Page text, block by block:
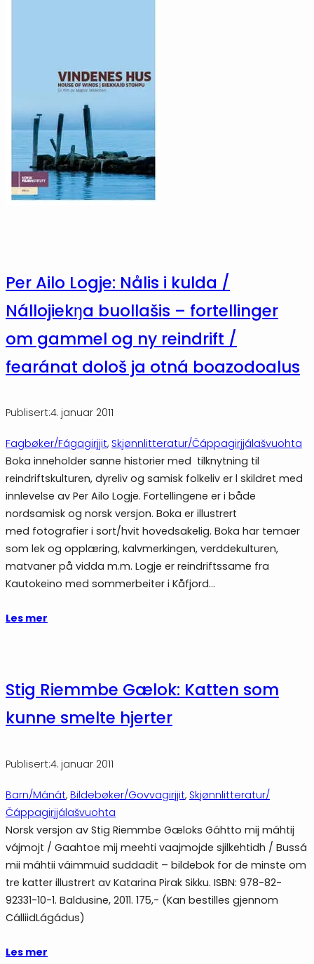
Per Ailo Logje: Nålis i kulda /
Nállojiekŋa buollašis – fortellinger
om gammel og ny reindrift /
fearánat dološ ja otná boazodoalus
Publisert:4. januar 2011
Fagbøker/Fágagirjjit, Skjønnlitteratur/Čáppagirjjálašvuohta
Boka inneholder sanne historier med tilknytning til
reindriftskulturen, dyreliv og samisk folkeliv er l skildret med
innlevelse av Per Ailo Logje. Fortellingene er i både
nordsamisk og norsk versjon. Boka er illustrert
med fotografier i sort/hvit hovedsakelig. Boka har temaer
som lek og opplæring, kalvmerkingen, verddekulturen,
matvaner på vidda m.m. Logje er reindriftssame fra
Kautokeino med sommerbeiter i Kåfjord…
Les mer
Stig Riemmbe Gælok: Katten som
kunne smelte hjerter
Publisert:4. januar 2011
Barn/Mánát, Bildebøker/Govvagirjjit, Skjønnlitteratur/
Čáppagirjjálašvuohta
Norsk versjon av Stig Riemmbe Gæloks Gáhtto mij máhtij
vájmojt / Gaahtoe mij meehti vaajmojde sjilkehtidh / Bussá
mii máhtii váimmuid suddadit – bildebok for de minste om
tre katter illustrert av Katarina Pirak Sikku. ISBN: 978-82-
92331-10-1. Baldusine, 2011. 175,- (Kan bestilles gjennom
CálliidLágádus)
Les mer